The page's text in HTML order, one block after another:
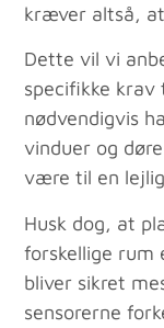
kræver altså,
Dette vil vi
specifikke krav
nødvendigvis
vinduer og
være til en
Husk dog, at
forskellige rum
bliver sikret
sensorerne